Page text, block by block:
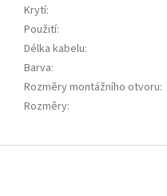
Krytí:
Použití:
Délka kabelu:
Barva:
Rozměry montážního otvoru:
Rozměry: